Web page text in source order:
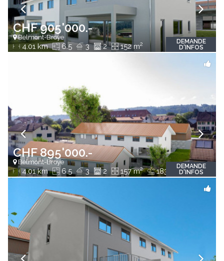
CHF 905'000.-
Belmont-Broye
4.01 km 6.5 3 2 152 m2
DEMANDE
D'INFOS
CHF 895'000.-
Belmont-Broye
4.01 km 6.5 3 2 157 m2 183 m 2DEMANDE
D'INFOS